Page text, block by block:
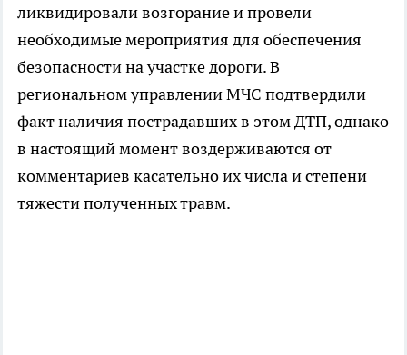
ликвидировали возгорание и провели
необходимые мероприятия для обеспечения
безопасности на участке дороги. В
региональном управлении МЧС подтвердили
факт наличия пострадавших в этом ДТП, однако
в настоящий момент воздерживаются от
комментариев касательно их числа и степени
тяжести полученных травм.